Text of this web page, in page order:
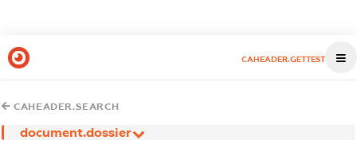
CAHEADER.GETTEST
CAHEADER.SEARCH
document.dossier